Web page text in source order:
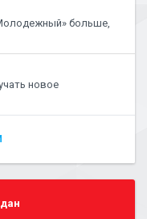
больше,
новое